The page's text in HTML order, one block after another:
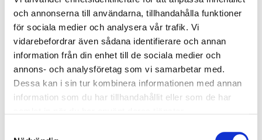
och annonserna till användarna, tillhandahålla funktioner
för sociala medier och analysera vår trafik. Vi
vidarebefordrar även sådana identifierare och annan
information från din enhet till de sociala medier och
annons- och analysföretag som vi samarbetar med.
Dessa kan i sin tur kombinera informationen med annan
information som du har tillhandahållit eller som de har
Length
1381 mm
Width
25 mm
Number of teeth
145
Quantity
1 pcs (straps)